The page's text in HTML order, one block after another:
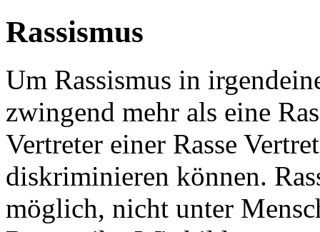
Rassismus
Um Rassismus in
zwingend mehr als eine
Vertreter einer Rasse
diskriminieren können.
möglich, nicht unter